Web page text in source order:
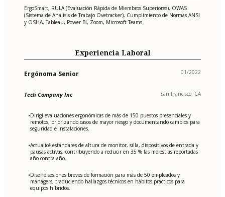
ErgoSmart, RULA (Evaluación Rápida de Miembros Superiores), OWAS
(Sistema de Análisis de Trabajo Ovetracker), Cumplimiento de Normas ANSI
y OSHA, Tableau, Power BI, Zoom, Microsoft Teams
Experiencia Laboral
Ergónoma Senior 01/2022
Tech Company Inc San Francisco, CA
•Dirigí evaluaciones ergonómicas de más de 150 puestos presenciales y
remotos, priorizando casos de mayor riesgo y documentando cambios para
seguridad e instalaciones.
•Actualicé estándares de altura de monitor, silla, dispositivos de entrada y
pausas activas, contribuyendo a reducir en 35 % las molestias reportadas
año contra año.
•Diseñé sesiones breves de formación para más de 50 empleados y
managers, traduciendo hallazgos técnicos en hábitos prácticos para
equipos híbridos.